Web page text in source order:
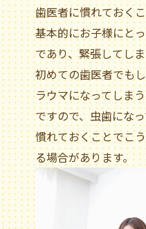
歯医者に慣れておく
基本的にお子様にと
であり、緊張してし
初めての歯医者でも
ラウマになってしま
ですので、虫歯にな
慣れておくことでこ
る場合があります。